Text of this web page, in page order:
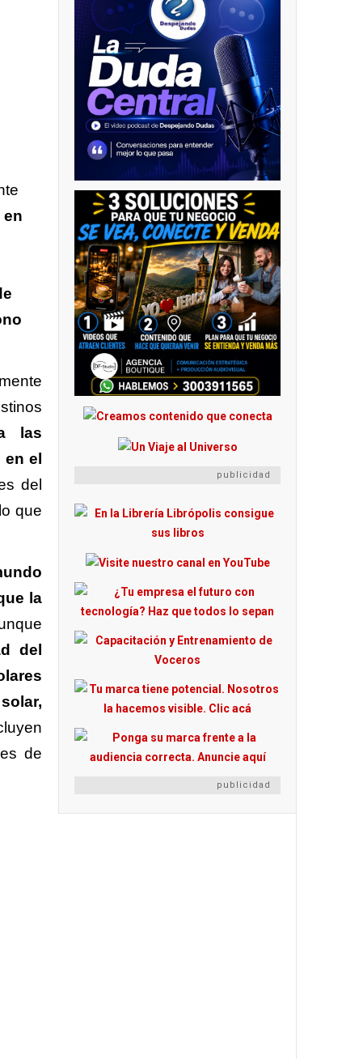
en
las
en el
del
que
la
del
de
publicidad
publicidad